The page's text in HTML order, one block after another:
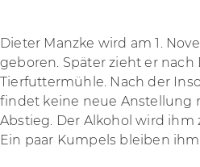
Dieter Manzke wird am 1.
geboren. Später zieht er
Tierfuttermühle. Nach der
findet keine neue Anstellung
Abstieg. Der Alkohol wird ihm
Ein paar Kumpels bleiben